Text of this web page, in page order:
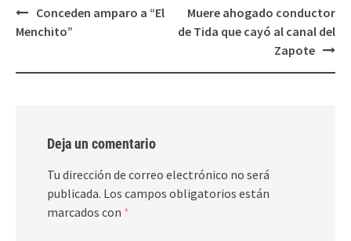
Post
navigation
Conceden amparo a “El
Menchito”
Muere ahogado conductor
de Tida que cayó al canal del
Zapote
Deja un comentario
Tu dirección de correo electrónico no será
publicada. Los campos obligatorios están
marcados con *